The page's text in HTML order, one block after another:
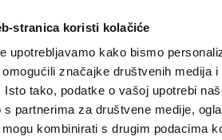
stranica koristi kolačiće
upotrebljavamo kako bismo
značajke društvenih medija i
Isto tako, podatke o vašoj upotrebi
s partnerima za društvene medije,
kombinirati s drugim podacima